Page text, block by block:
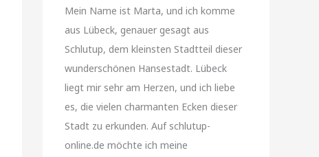
Mein Name ist Marta, und ich komme
aus Lübeck, genauer gesagt aus
Schlutup, dem kleinsten Stadtteil dieser
wunderschönen Hansestadt. Lübeck
liegt mir sehr am Herzen, und ich liebe
es, die vielen charmanten Ecken dieser
Stadt zu erkunden. Auf schlutup-
online.de möchte ich meine